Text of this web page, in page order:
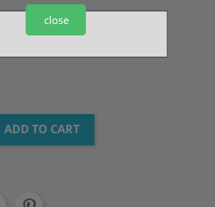
ADD TO CART
close